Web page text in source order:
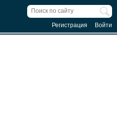
Регистрация Войти